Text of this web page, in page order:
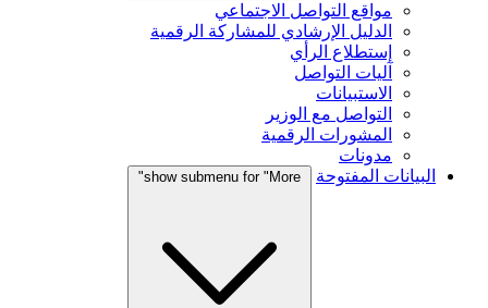
مواقع التواصل الاجتماعي
الدليل الإرشادي للمشاركة الرقمية
إستطلاع الرأي
آليات التواصل
الاستبيانات
التواصل مع الوزير
المشورات الرقمية
مدونات
البيانات المفتوحة
show submenu for "More"